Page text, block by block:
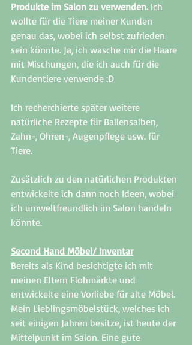
Produkte im Salon zu verwenden. Ich
wollte für die Tiere meiner Kunden
genau das, wobei ich selbst zufrieden
sein könnte. Ja, ich wasche mir die Haare
mit Mischungen, die ich auch für die
Kundentiere verwende :D
Ich recherchierte später weitere
natürliche Rezepte für Ballensalben,
Zahn-, Ohren-, Augenpflege usw. für
Tiere.
Zusätzlich zu den natürlichen Produkten
entwickelte ich dann noch Ideen, wobei
ich umweltfreundlich im Salon handeln
könnte.
Second Hand Möbel/ Inventar
Bereits als Kind besichtigte ich mit
meinen Eltern Flohmärkte und
entwickelte eine Vorliebe für alte Möbel.
Mein Lieblingsmöbelstück, welches ich
seit einigen Jahren besitze, ist heute der
Mittelpunkt im Salon. Eine gute